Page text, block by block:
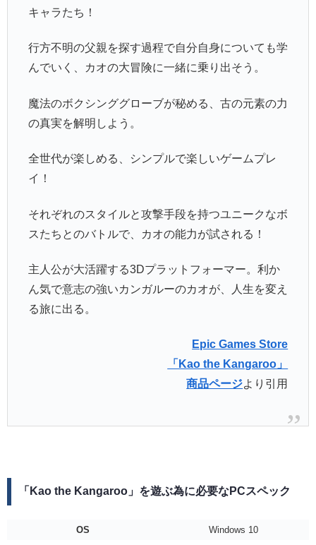
キャラたち！
行方不明の父親を探す過程で自分自身についても学
んでいく、カオの大冒険に一緒に乗り出そう。
魔法のボクシンググローブが秘める、古の元素の力
の真実を解明しよう。
全世代が楽しめる、シンプルで楽しいゲームプレ
イ！
それぞれのスタイルと攻撃手段を持つユニークなボ
スたちとのバトルで、カオの能力が試される！
主人公が大活躍する3Dプラットフォーマー。利か
ん気で意志の強いカンガルーのカオが、人生を変え
る旅に出る。
Epic Games Store
「Kao the Kangaroo」
商品ページより引用
「Kao the Kangaroo」を遊ぶ為に必要なPCスペック
OS
Windows 10